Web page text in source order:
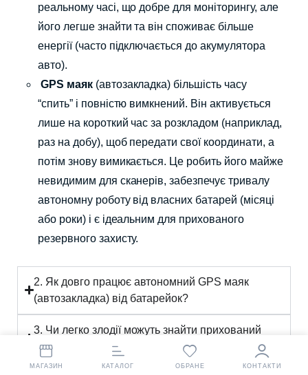
реальному часі, що добре для моніторингу, але
його легше знайти та він споживає більше
енергії (часто підключається до акумулятора
авто).
GPS маяк(автозакладка) більшість часу
“спить” і повністю вимкнений. Він активується
лише на короткий час за розкладом (наприклад,
раз на добу), щоб передати свої координати, а
потім знову вимикається. Це робить його майже
невидимим для сканерів, забезпечує тривалу
автономну роботу від власних батарей (місяці
або роки) і є ідеальним для прихованого
резервного захисту.
2. Як довго працює автономний GPS маяк
(автозакладка) від батарейок?
3. Чи легко злодії можуть знайти прихований
GPS маяк в машині?
МАГАЗИН КАТАЛОГ ОБРАНЕ КОНТАКТИ